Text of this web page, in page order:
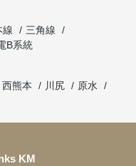
線
三角線
B系統
西熊本 川尻
原水
KM